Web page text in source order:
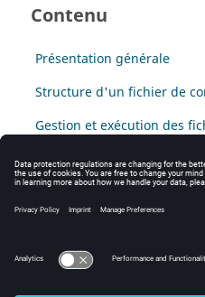
Contenu
Présentation générale
Structure d'un fichier de
Gestion et exécution des
Exemple 1 : création
discrétisations linéiques
Exemple 2 : préparation